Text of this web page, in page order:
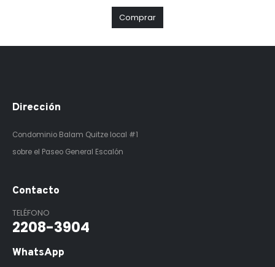
Comprar
Dirección
Condominio Balam Quitze local #1
sobre el Paseo General Escalón
Contacto
TELÉFONO
2208-3904
WhatsApp